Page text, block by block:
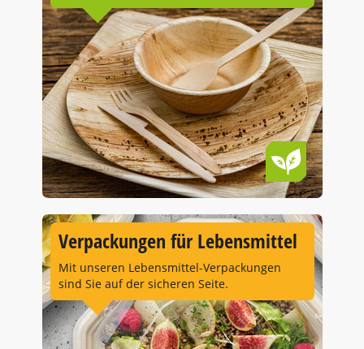
Verpackungen für Lebensmittel
Mit unseren Lebensmittel-Verpackungen
sind Sie auf der sicheren Seite.